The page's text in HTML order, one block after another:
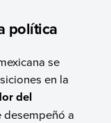
política
se
en la
del
desempeñó a